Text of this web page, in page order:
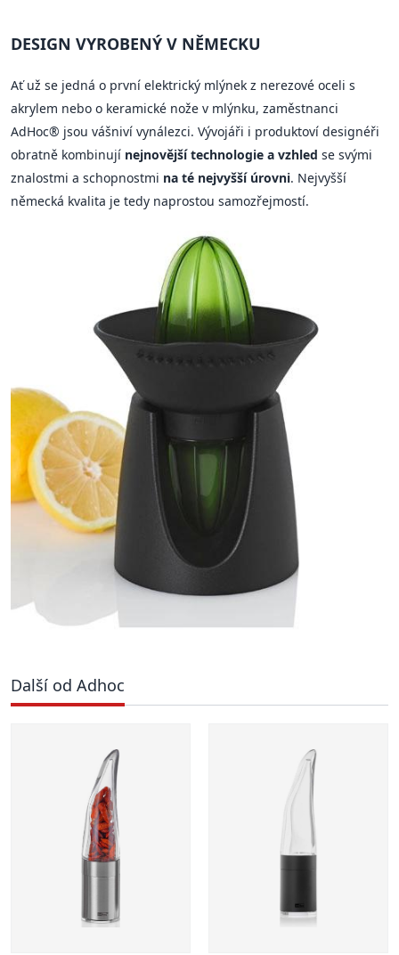
DESIGN VYROBENÝ V NĚMECKU
Ať už se jedná o první elektrický mlýnek z nerezové oceli s
akrylem nebo o keramické nože v mlýnku, zaměstnanci
AdHoc® jsou vášniví vynálezci. Vývojáři i produktoví designéři
obratně kombinují nejnovější technologie a vzhled se svými
znalostmi a schopnostmi na té nejvyšší úrovni. Nejvyšší
německá kvalita je tedy naprostou samozřejmostí.
Další od Adhoc